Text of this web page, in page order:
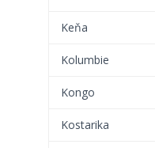
Keňa
Kolumbie
Kongo
Kostarika